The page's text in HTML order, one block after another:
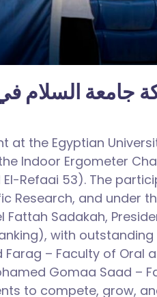
جامعة السلام
at the Egyptian
Indoor Ergometer
Refaai 53). The
Research, and under
Fattah Sadakah,
with
Farag – Faculty of Oral
Gomaa Saad –
to compete, grow,